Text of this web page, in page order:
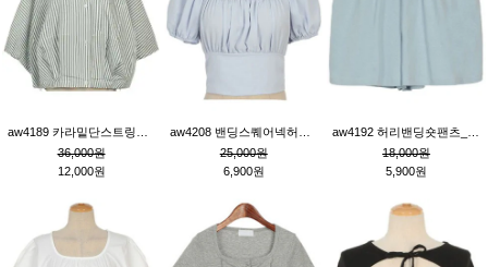
36,000원
12,000원
25,000원
6,900원
18,000원
5,900원